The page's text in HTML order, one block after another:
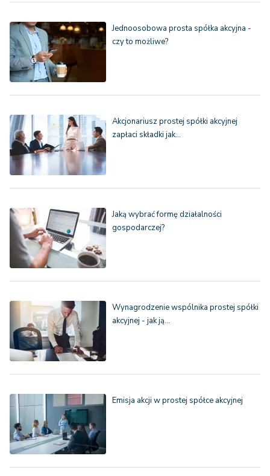
Jednoosobowa prosta spółka akcyjna -
czy to możliwe?
Akcjonariusz prostej spółki akcyjnej
zapłaci składki jak…
Jaką wybrać formę działalności
gospodarczej?
Wynagrodzenie wspólnika prostej spółki
akcyjnej - jak ją…
Emisja akcji w prostej spółce akcyjnej